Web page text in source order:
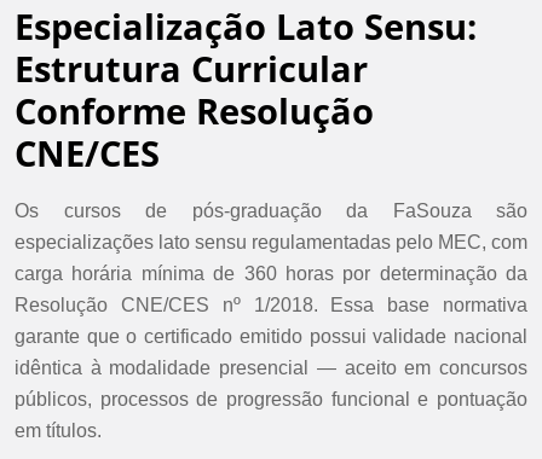
Especialização Lato Sensu:
Estrutura Curricular
Conforme Resolução
CNE/CES
Os cursos de pós-graduação da FaSouza são
especializações lato sensu regulamentadas pelo MEC, com
carga horária mínima de 360 horas por determinação da
Resolução CNE/CES nº 1/2018. Essa base normativa
garante que o certificado emitido possui validade nacional
idêntica à modalidade presencial — aceito em concursos
públicos, processos de progressão funcional e pontuação
em títulos.